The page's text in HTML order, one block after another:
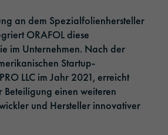
an dem Spezialfolienhersteller
ORAFOL diese
im Unternehmen. Nach der
Startup-
LLC im Jahr 2021, erreicht
Beteiligung einen weiteren
und Hersteller innovativer